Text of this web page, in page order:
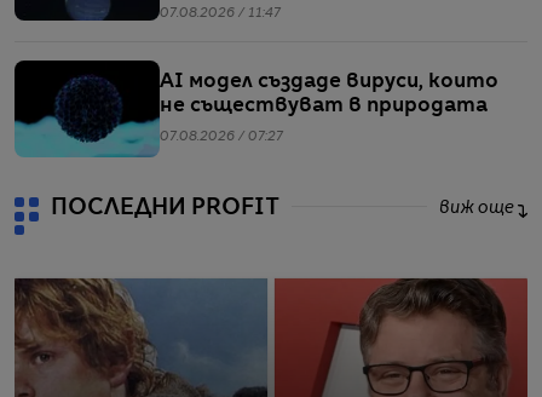
07.08.2026 / 11:47
AI модел създаде вируси, които
не съществуват в природата
07.08.2026 / 07:27
ПОСЛЕДНИ PROFIT виж още